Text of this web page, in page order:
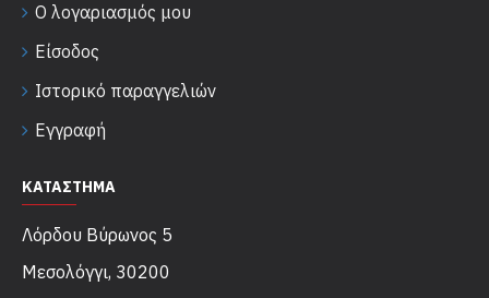
Ο λογαριασμός μου
Είσοδος
Ιστορικό παραγγελιών
Εγγραφή
ΚΑΤΑΣΤΗΜΑ
Λόρδου Βύρωνος 5
Μεσολόγγι, 30200